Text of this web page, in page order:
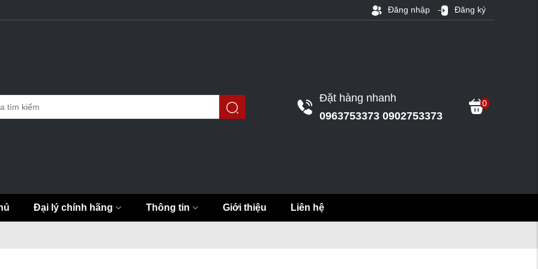
Đăng nhập Đăng ký
Đặt hàng nhanh
0963753373 0902753373
0
Đại lý chính hãng Thông tin Giới thiệu Liên hệ